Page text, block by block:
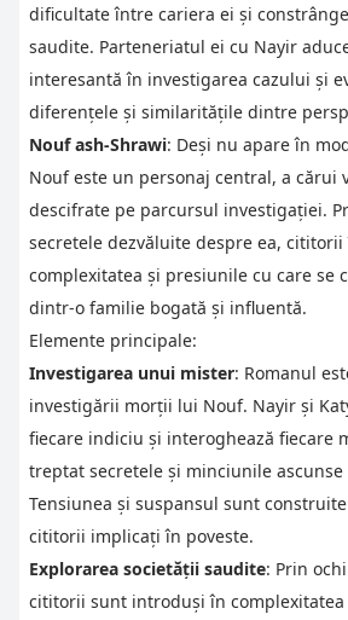
dificultate între cariera ei și
saudite. Parteneriatul ei cu Nayir
interesantă în investigarea cazului și
diferențele și similaritățile dintre
Nouf ash-Shrawi: Deși nu apare în
Nouf este un personaj central, a cărui
descifrate pe parcursul investigației.
secretele dezvăluite despre ea,
complexitatea și presiunile cu care se
dintr-o familie bogată și influentă.
Elemente principale:
Investigarea unui mister: Romanul
investigării morții lui Nouf. Nayir și
fiecare indiciu și interoghează fiecare
treptat secretele și minciunile
Tensiunea și suspansul sunt
cititorii implicați în poveste.
Explorarea societății saudite: Prin
cititorii sunt introduși în complexitatea